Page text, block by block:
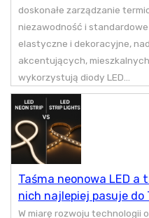
doskonałe zarządzanie
niezawodność i
elastyczne i dekoracyjne,
akcentujących,
wykorzystują diody LED...
Taśma neonowa LED a
nich najlepiej pasuje do
W miarę rozwoju technologii